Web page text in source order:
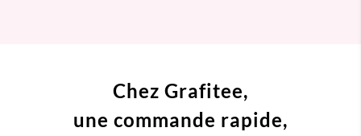
Chez Grafitee,
une commande rapide,